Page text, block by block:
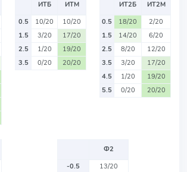
ИТБ
ИТМ
0.5
10/20
10/20
1.5
3/20
17/20
2.5
1/20
19/20
3.5
0/20 20/20
ИТ2Б
ИТ2М
0.5
18/20
2/20
1.5
14/20
6/20
2.5
8/20
12/20
3.5
3/20
17/20
4.5
1/20
19/20
5.5
0/20 20/20
Ф2
-0.5
13/20